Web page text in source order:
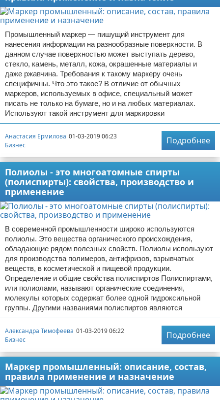
Промышленный маркер — пишущий инструмент для
нанесения информации на разнообразные поверхности. В
данном случае поверхностью может выступать дерево,
стекло, камень, металл, кожа, окрашенные материалы и
даже ржавчина. Требования к такому маркеру очень
специфичны. Что это такое? В отличие от обычных
маркеров, используемых в офисе, специальный может
писать не только на бумаге, но и на любых материалах.
Используют такой инструмент для маркировки
Анастасия Ермилова 01-03-2019 06:23
Бизнес
Подробнее
Полиолы - это многоатомные спирты
(полиспирты): свойства, производство и
применение
В современной промышленности широко используются
полиолы. Это вещества органического происхождения,
обладающие рядом полезных свойств. Полиолы используют
для производства полимеров, антифризов, взрывчатых
веществ, в косметической и пищевой продукции.
Определение и общие свойства полиспиртов Полиспиртами,
или полиолами, называют органические соединения,
молекулы которых содержат более одной гидроксильной
группы. Другими названиями полиспиртов являются
Александра Тимофеева 01-03-2019 06:22
Бизнес
Подробнее
Маркер промышленный: описание, состав,
правила применение и назначение